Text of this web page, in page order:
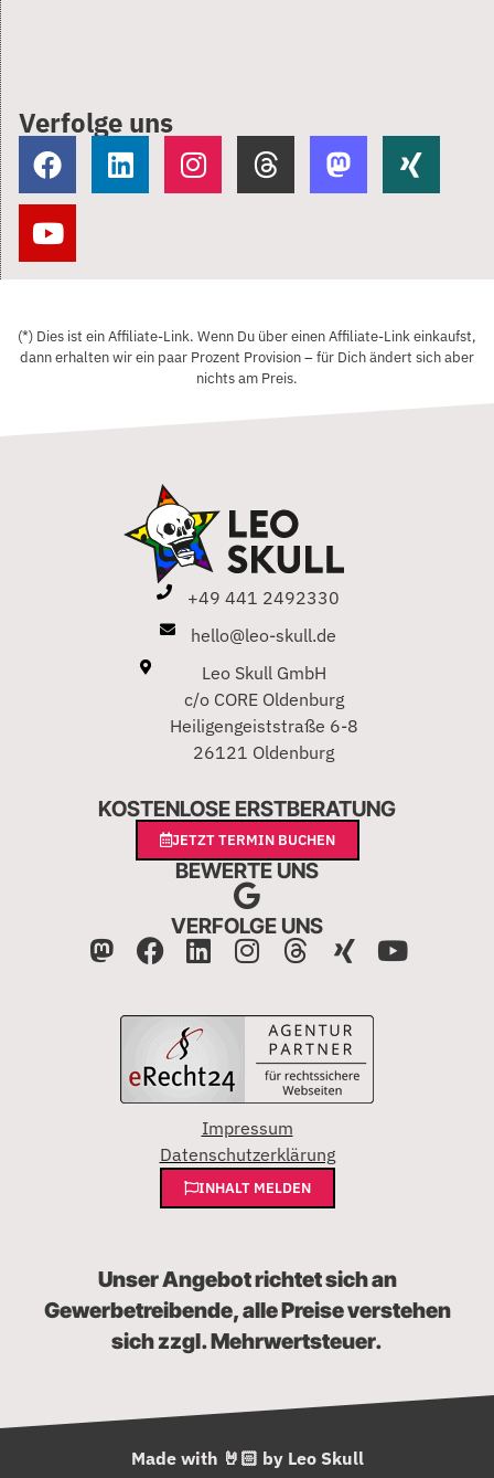
Verfolge uns
(*) Dies ist ein Affiliate-Link. Wenn Du über einen Affiliate-Link einkaufst,
dann erhalten wir ein paar Prozent Provision – für Dich ändert sich aber
nichts am Preis.
+49 441 2492330
hello@leo-skull.de
Leo Skull GmbH
c/o CORE Oldenburg
Heiligengeiststraße 6-8
26121 Oldenburg
KOSTENLOSE ERSTBERATUNG
JETZT TERMIN BUCHEN
BEWERTE UNS
VERFOLGE UNS
Impressum
Datenschutzerklärung
INHALT MELDEN
Unser Angebot richtet sich an
Gewerbetreibende, alle Preise verstehen
sich zzgl. Mehrwertsteuer.
Made with 🤘🏻 by Leo Skull